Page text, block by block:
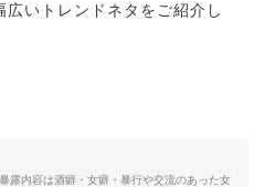
いトレンドネタをご紹介し
露内容は酒癖・女癖・暴行や交流のあった女